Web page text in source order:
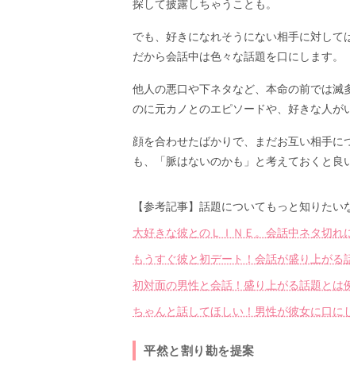
探して披露しちゃうことも。
でも、好きになれそうにない相手に対して
だから会話中は色々な話題を口にします。
他人の悪口や下ネタなど、本命の前では
のに元カノとのエピソードや、好きな人が
顔を合わせたばかりで、まだお互い相手
も、「脈はないのかも」と考えておくと良
【参考記事】話題についてもっと知りたい
大好きな彼とのＬＩＮＥ。会話中ネタ切れ
もうすぐ彼と初デート！会話が盛り上がる
初対面の男性と会話！盛り上がる話題とは
ちゃんと話してほしい！男性が彼女に口
平然と割り勘を提案